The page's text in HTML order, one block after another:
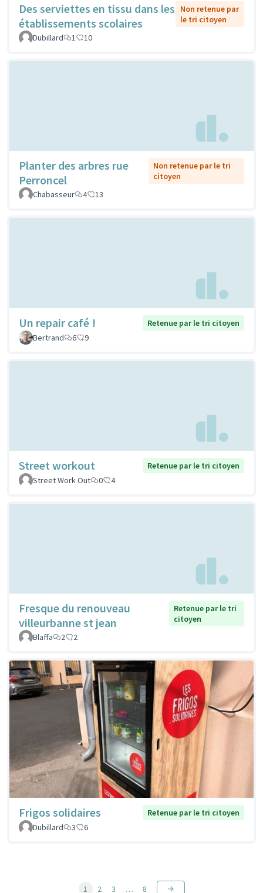
Des serviettes en tissu dans les
établissements scolaires
Non retenue par
le tri citoyen
Dubillard
1 10
Planter des arbres rue
Perroncel
Non retenue par le tri
citoyen
Chabasseur
4 13
Un repair café !
Retenue par le tri citoyen
Bertrand
6 9
Street workout
Retenue par le tri citoyen
Street Work Out
0 4
Fresque du renouveau
villeurbanne st jean
Retenue par le tri
citoyen
Blaffa
2 2
Frigos solidaires
Retenue par le tri citoyen
Dubillard
3 6
1 2 3 … 8